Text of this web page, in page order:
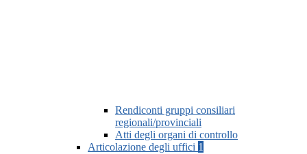
Rendiconti gruppi consiliari
regionali/provinciali
Atti degli organi di controllo
Articolazione degli uffici 1